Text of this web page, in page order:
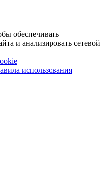
обеспечивать
и анализировать сетевой
использования